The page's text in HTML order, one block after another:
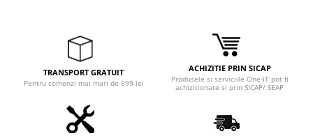
Componente PC
Placi de Baza
TRANSPORT GRATUIT
Pentru comenzi mai mari de 699 lei
ACHIZITIE PRIN SICAP
Produsele si serviciile One-IT pot fi
achizitionate si prin SICAP/ SEAP